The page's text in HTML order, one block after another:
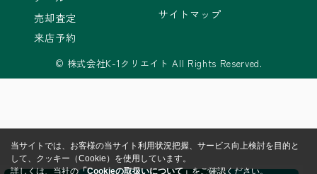
売却査定
来店予約
サイトマップ
© 株式会社K-1クリエイト All Rights Reserved.
当サイトでは、お客様の当サイト利用状況把握、サービス向上検討を目的と
して、クッキー（Cookie）を使用しています。
詳しくは、当社の「Cookieの取扱いについて」をご確認ください。